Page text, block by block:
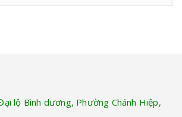
lộ Bình dương, Phường Chánh Hiệp,